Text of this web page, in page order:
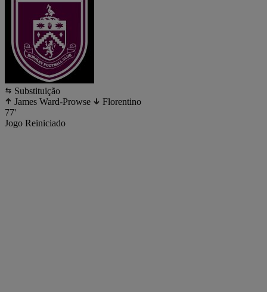
Substituição
James Ward-Prowse
Florentino
77'
Jogo Reiniciado